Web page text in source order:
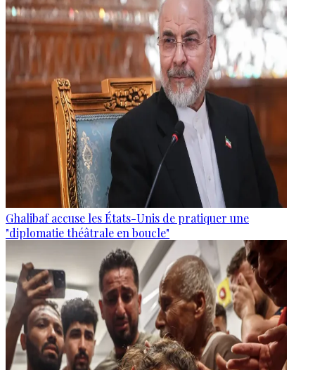
Ghalibaf accuse les États-Unis de pratiquer une
"diplomatie théâtrale en boucle"